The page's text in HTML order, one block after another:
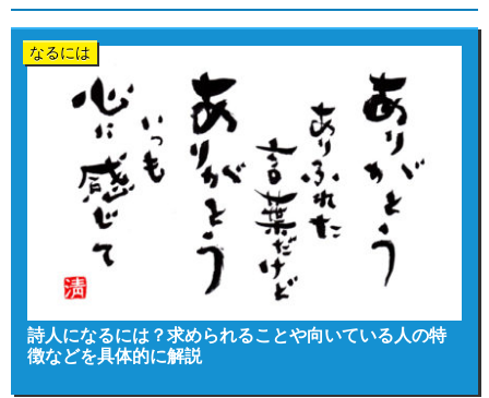
なるには
詩人になるには？求められることや向いている人の特
徴などを具体的に解説